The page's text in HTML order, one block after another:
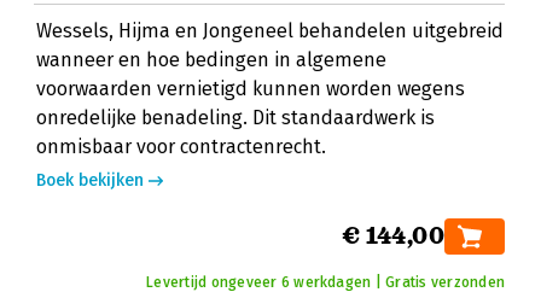
Wessels, Hijma en Jongeneel behandelen uitgebreid
wanneer en hoe bedingen in algemene
voorwaarden vernietigd kunnen worden wegens
onredelijke benadeling. Dit standaardwerk is
onmisbaar voor contractenrecht.
Boek bekijken
€ 144,00
Levertijd ongeveer 6 werkdagen | Gratis verzonden